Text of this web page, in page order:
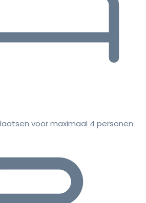
voor maximaal 4 personen